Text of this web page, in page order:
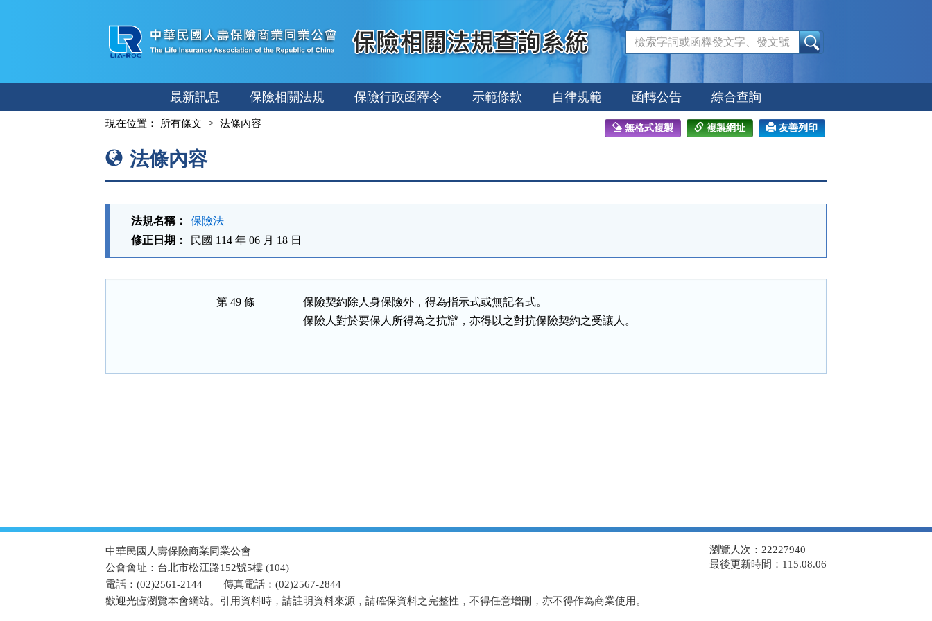
容
最新訊息 保險相關法規 保險行政函釋令 示範條款 自律規範 函轉公告 綜合查詢
現在位置： 所有條文 法條內容 無格式複製 複製網址 友善列印
法條內容
法規名稱：
保險法
修正日期：
民國 114 年 06 月 18 日
第 49 條
保險契約除人身保險外，得為指示式或無記名式。
保險人對於要保人所得為之抗辯，亦得以之對抗保險契約之受讓人。
中華民國人壽保險商業同業公會
公會會址：台北市松江路152號5樓 (104)
電話：(02)2561-2144
傳真電話：(02)2567-2844
歡迎光臨瀏覽本會網站。引用資料時，請註明資料來源，請確保資料之完整性，不得任意增刪，亦不得作為商業使用。
瀏覽人次：22227940
最後更新時間：115.08.06